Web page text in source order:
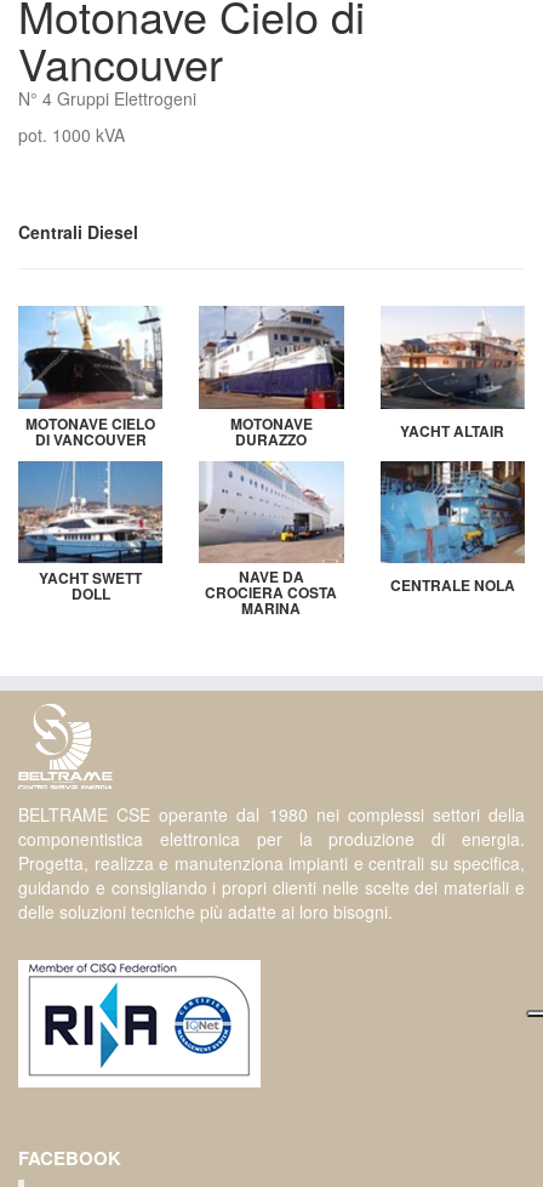
Motonave Cielo di
Vancouver
N° 4 Gruppi Elettrogeni
pot. 1000 kVA
Centrali Diesel
MOTONAVE CIELO
DI VANCOUVER
MOTONAVE
DURAZZO YACHT ALTAIR
YACHT SWETT
DOLL
NAVE DA
CROCIERA COSTA
MARINA
CENTRALE NOLA
BELTRAME CSE operante dal 1980 nei complessi settori della
componentistica elettronica per la produzione di energia.
Progetta, realizza e manutenziona impianti e centrali su specifica,
guidando e consigliando i propri clienti nelle scelte dei materiali e
delle soluzioni tecniche più adatte ai loro bisogni.
FACEBOOK